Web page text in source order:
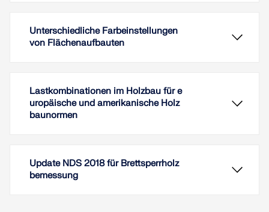
Unterschiedliche Farbeinstellungen
von Flächenaufbauten
Lastkombinationen im Holzbau für e
uropäische und amerikanische Holz
baunormen
Update NDS 2018 für Brettsperrholz
bemessung